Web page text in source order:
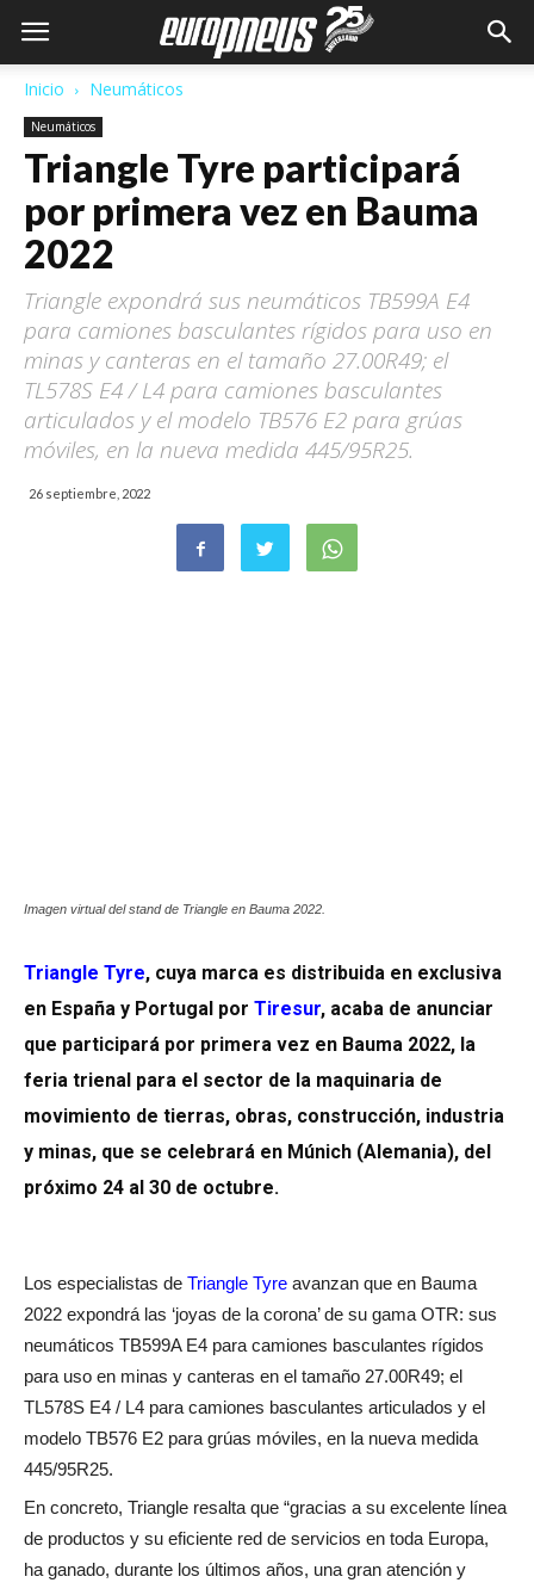
Inicio Neumáticos
Neumáticos
Triangle Tyre participará
por primera vez en Bauma
2022
Triangle expondrá sus neumáticos TB599A E4
para camiones basculantes rígidos para uso en
minas y canteras en el tamaño 27.00R49; el
TL578S E4 / L4 para camiones basculantes
articulados y el modelo TB576 E2 para grúas
móviles, en la nueva medida 445/95R25.
26 septiembre, 2022
Imagen virtual del stand de Triangle en Bauma 2022.
Triangle Tyre, cuya marca es distribuida en exclusiva
en España y Portugal por Tiresur, acaba de anunciar
que participará por primera vez en Bauma 2022, la
feria trienal para el sector de la maquinaria de
movimiento de tierras, obras, construcción, industria
y minas, que se celebrará en Múnich (Alemania), del
próximo 24 al 30 de octubre.
Los especialistas de Triangle Tyre avanzan que en Bauma
2022 expondrá las ‘joyas de la corona’ de su gama OTR: sus
neumáticos TB599A E4 para camiones basculantes rígidos
para uso en minas y canteras en el tamaño 27.00R49; el
TL578S E4 / L4 para camiones basculantes articulados y el
modelo TB576 E2 para grúas móviles, en la nueva medida
445/95R25.
En concreto, Triangle resalta que “gracias a su excelente línea
de productos y su eficiente red de servicios en toda Europa,
ha ganado, durante los últimos años, una gran atención y